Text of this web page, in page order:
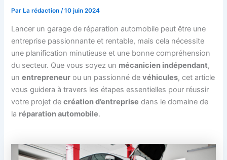
Par La rédaction/10 juin 2024
Lancer un garage de réparation automobile peut être une
entreprise passionnante et rentable, mais cela nécessite
une planification minutieuse et une bonne compréhension
du secteur. Que vous soyez un mécanicien indépendant,
unentrepreneur ou un passionné devéhicules, cet article
vous guidera à travers les étapes essentielles pour réussir
votre projet decréation d’entreprise dans le domaine de
la réparation automobile.